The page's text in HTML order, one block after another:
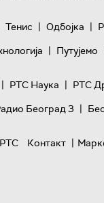
Тенис | Одбојка |
| Путујемо
| РТС Наука | РТС
Београд 3 |
РТС
Контакт |